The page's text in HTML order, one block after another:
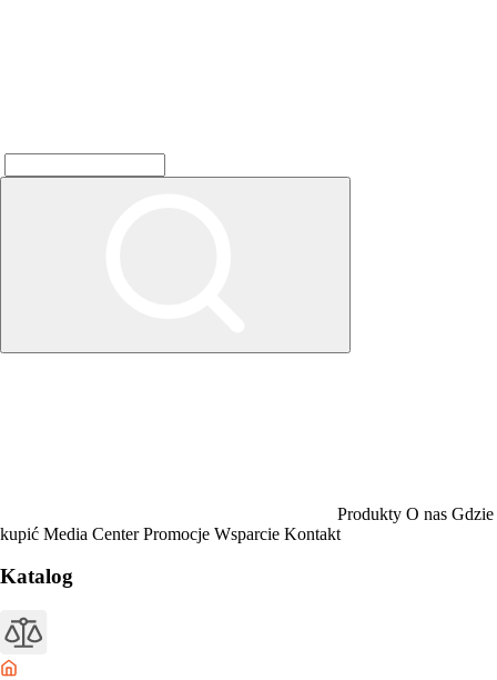
Produkty O nas Gdzie
kupić Media CenterPromocje Wsparcie Kontakt
Katalog